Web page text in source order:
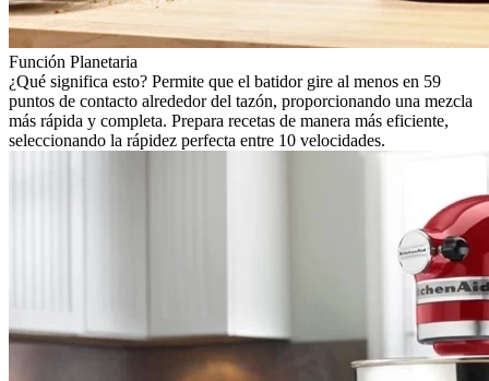
Función Planetaria
¿Qué significa esto? Permite que el batidor gire al menos en 59
puntos de contacto alrededor del tazón, proporcionando una mezcla
más rápida y completa. Prepara recetas de manera más eficiente,
seleccionando la rápidez perfecta entre 10 velocidades.